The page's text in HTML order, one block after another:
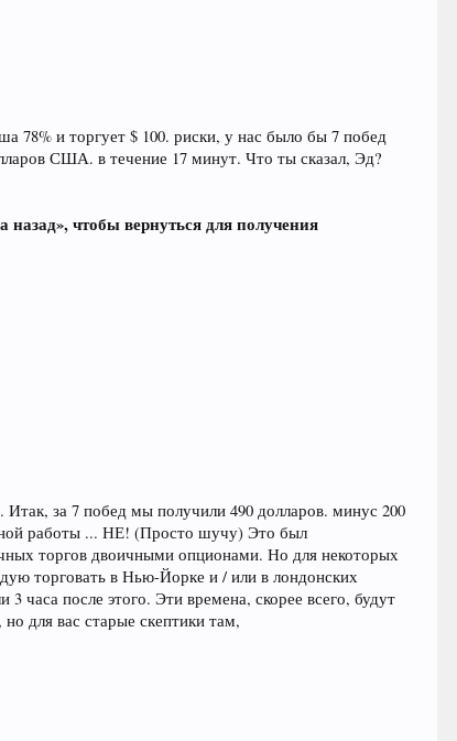
78% и торгует $ 100. риски, у нас было бы 7 побед
США. в течение 17 минут. Что ты сказал, Эд?
чтобы вернуться для получения
за 7 побед мы получили 490 долларов. минус 200
работы ... НЕ! (Просто шучу) Это был
торгов двоичными опционами. Но для некоторых
торговать в Нью-Йорке и / или в лондонских
часа после этого. Эти времена, скорее всего, будут
для вас старые скептики там,